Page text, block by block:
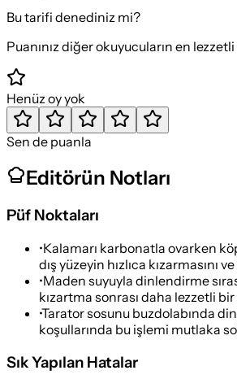
Bu tarifi denediniz mi?
Puanınız diğer okuyucuların en
Henüz oy yok
Sen de puanla
Editörün Notları
Püf Noktaları
•Kalamarı karbonatla ovarken
dış yüzeyin hızlıca kızarmasını
•Maden suyuyla dinlendirme
kızartma sonrası daha lezzetli
•Tarator sosunu buzdolabında
koşullarında bu işlemi mutlaka
Sık Yapılan Hatalar